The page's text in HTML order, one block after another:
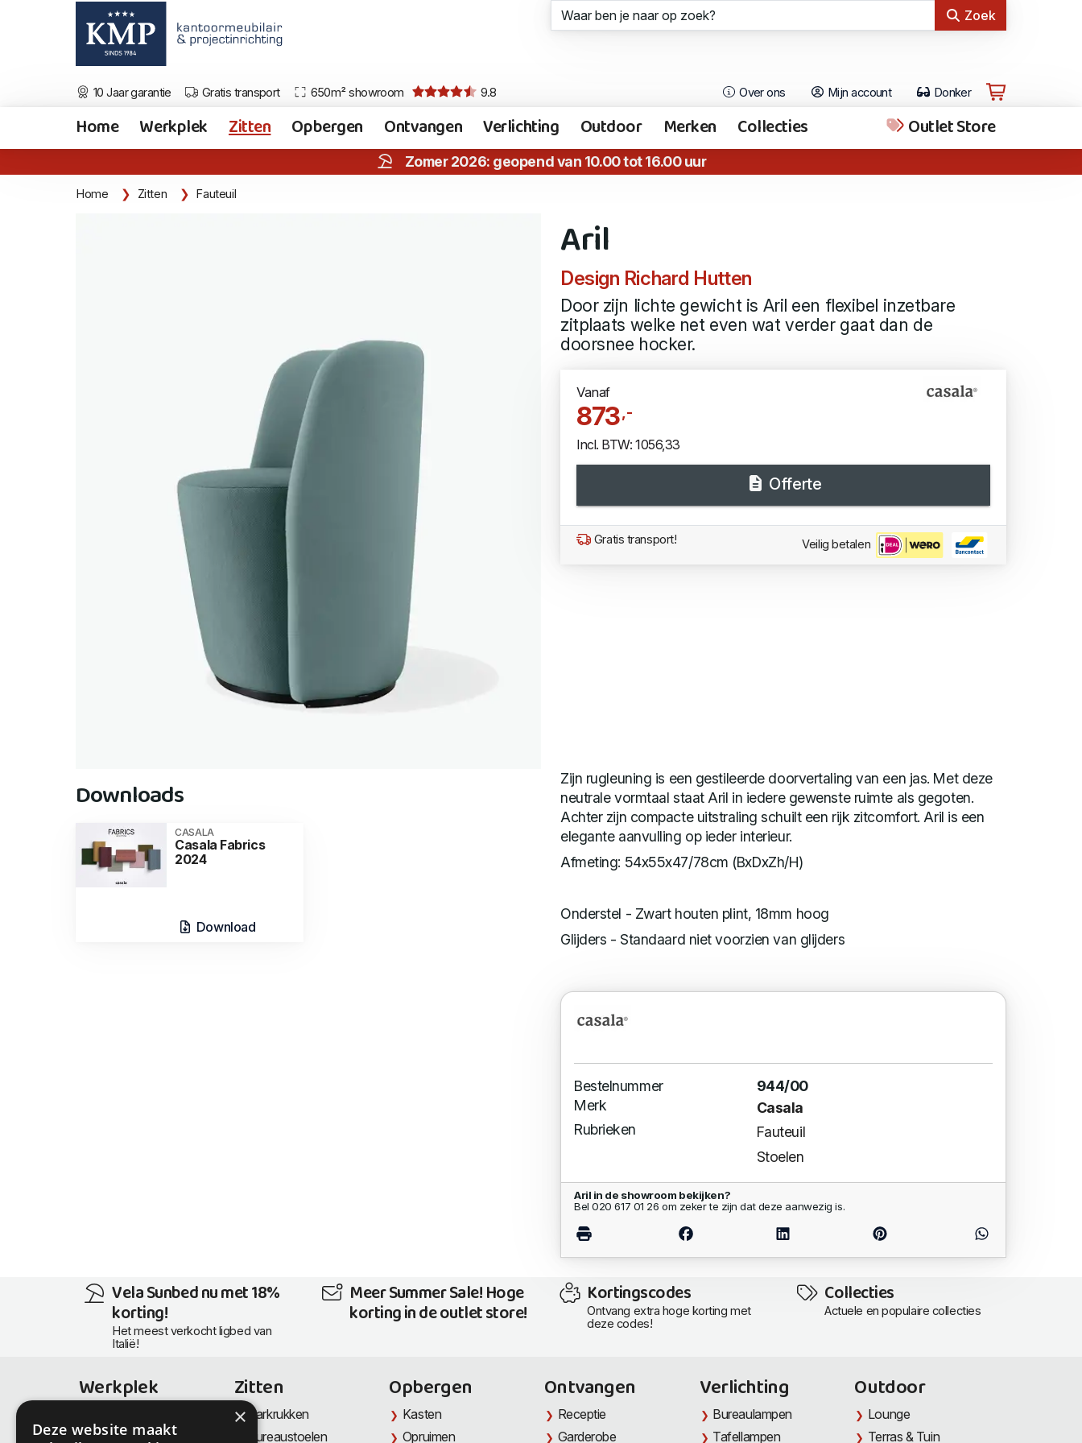
Zoek
10 Jaar garantie Gratis transport 650m² showroom 9.8 Over ons Mijn account Donker
Home Werkplek Zitten Opbergen Ontvangen Verlichting Outdoor Merken Collecties Outlet Store
Zomer 2026: geopend van 10.00 tot 16.00 uur
Home Zitten Fauteuil
Aril
Design Richard Hutten
Door zijn lichte gewicht is Aril een flexibel inzetbare
zitplaats welke net even wat verder gaat dan de
doorsnee hocker.
Vanaf
873,-
Incl. BTW: 1056,33
Offerte
Gratis transport! Veilig betalen
Downloads
CASALA
Casala Fabrics
2024
Download
Zijn rugleuning is een gestileerde doorvertaling van een jas. Met deze
neutrale vormtaal staat Aril in iedere gewenste ruimte als gegoten.
Achter zijn compacte uitstraling schuilt een rijk zitcomfort. Aril is een
elegante aanvulling op ieder interieur.
Afmeting: 54x55x47/78cm (BxDxZh/H)
Onderstel - Zwart houten plint, 18mm hoog
Glijders - Standaard niet voorzien van glijders
Bestelnummer
944/00
Merk
Casala
Rubrieken
Fauteuil
Stoelen
Aril in de showroom bekijken?
Bel 020 617 01 26 om zeker te zijn dat deze aanwezig is.
Vela Sunbed nu met 18%
korting!
Het meest verkocht ligbed van
Italië!
Meer Summer Sale! Hoge
korting in de outlet store!
Kortingscodes
Ontvang extra hoge korting met
deze codes!
Collecties
Actuele en populaire collecties
Werkplek
Thuiswerkplek
Zitten
Barkrukken
Bureaustoelen
Opbergen
Kasten
Opruimen
Ontvangen
Receptie
Garderobe
Verlichting
Bureaulampen
Tafellampen
Outdoor
Lounge
Terras & Tuin
×
Deze website maakt